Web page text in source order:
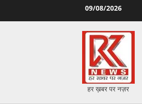
09/08/2026
हर ख़बर पर नज़र